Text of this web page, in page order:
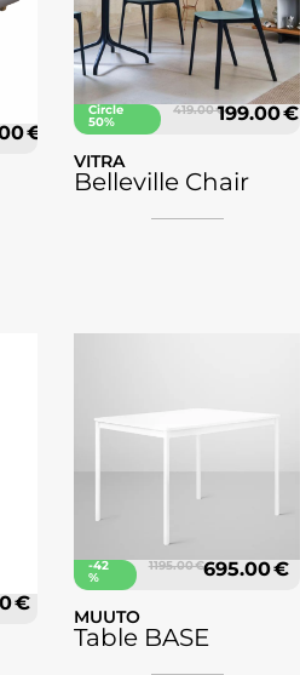
€
Circle
50%
419.00 €199.00 €
VITRA
Belleville Chair
€
-42
%
1195.00 €695.00 €
MUUTO
Table BASE